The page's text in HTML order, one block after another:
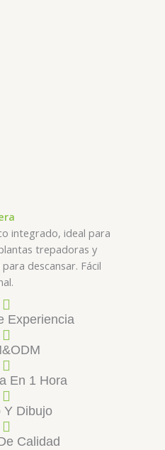
integrado, ideal para
trepadoras y
descansar. Fácil
Experiencia
En 1 Hora
Y Dibujo
Calidad